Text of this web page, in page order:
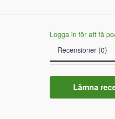
Logga in för att få
Recensioner (0)
Lämna